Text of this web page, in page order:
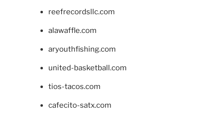
reefrecordsllc.com
alawaffle.com
aryouthfishing.com
united-basketball.com
tios-tacos.com
cafecito-satx.com